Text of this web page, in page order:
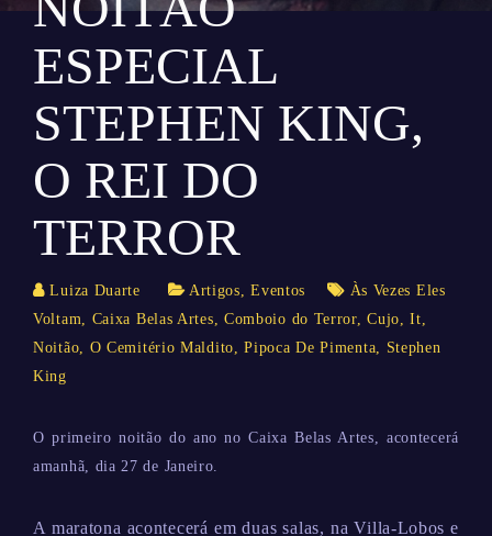
ESPECIAL
STEPHEN KING,
O REI DO
TERROR
Luiza Duarte Artigos,Eventos
Às Vezes Eles
Voltam, Caixa Belas Artes, Comboio do Terror,Cujo,It,
Noitão, O Cemitério Maldito,Pipoca De Pimenta, Stephen
King
O primeiro noitão do ano no Caixa Belas Artes, acontecerá
amanhã, dia 27 de Janeiro.
A maratona acontecerá em duas salas, na Villa-Lobos e